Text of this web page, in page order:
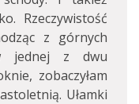
Rzeczywistość
z górnych
jednej z dwu
zobaczyłam
Ułamki